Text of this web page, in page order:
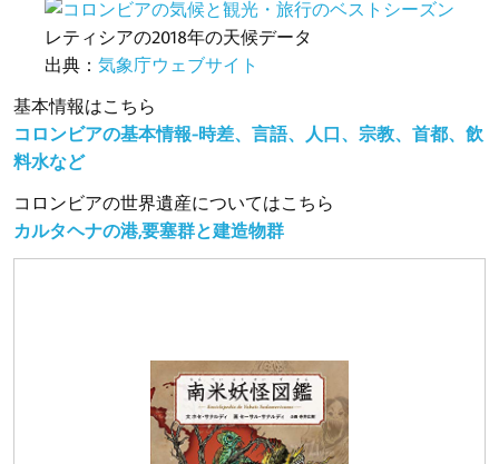
レティシアの2018年の天候データ
出典： 気象庁ウェブサイト
基本情報はこちら
コロンビアの基本情報-時差、言語、人口、宗教、首都、飲
料水など
コロンビアの世界遺産についてはこちら
カルタヘナの港,要塞群と建造物群